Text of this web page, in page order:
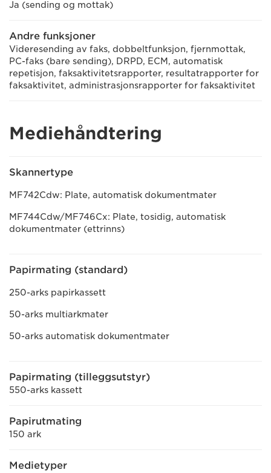
Ja (sending og mottak)
Andre funksjoner
Videresending av faks, dobbeltfunksjon, fjernmottak,
PC-faks (bare sending), DRPD, ECM, automatisk
repetisjon, faksaktivitetsrapporter, resultatrapporter for
faksaktivitet, administrasjonsrapporter for faksaktivitet
Mediehåndtering
Skannertype
MF742Cdw: Plate, automatisk dokumentmater
MF744Cdw/MF746Cx: Plate, tosidig, automatisk
dokumentmater (ettrinns)
Papirmating (standard)
250-arks papirkassett
50-arks multiarkmater
50-arks automatisk dokumentmater
Papirmating (tilleggsutstyr)
550-arks kassett
Papirutmating
150 ark
Medietyper